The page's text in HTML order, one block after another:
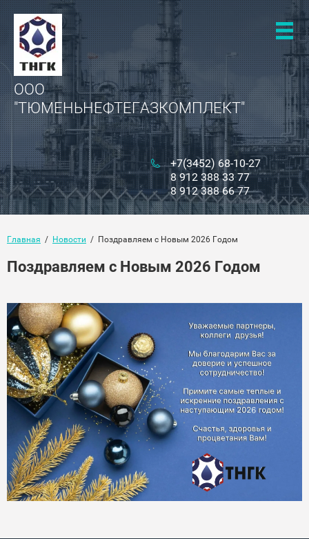
ООО
"ТЮМЕНЬНЕФТЕГАЗКОМПЛЕКТ"
+7(3452) 68-10-27
8 912 388 33 77
8 912 388 66 77
Главная
  /
Новости
  /  Поздравляем с Новым 2026 Годом
Поздравляем с Новым 2026 Годом